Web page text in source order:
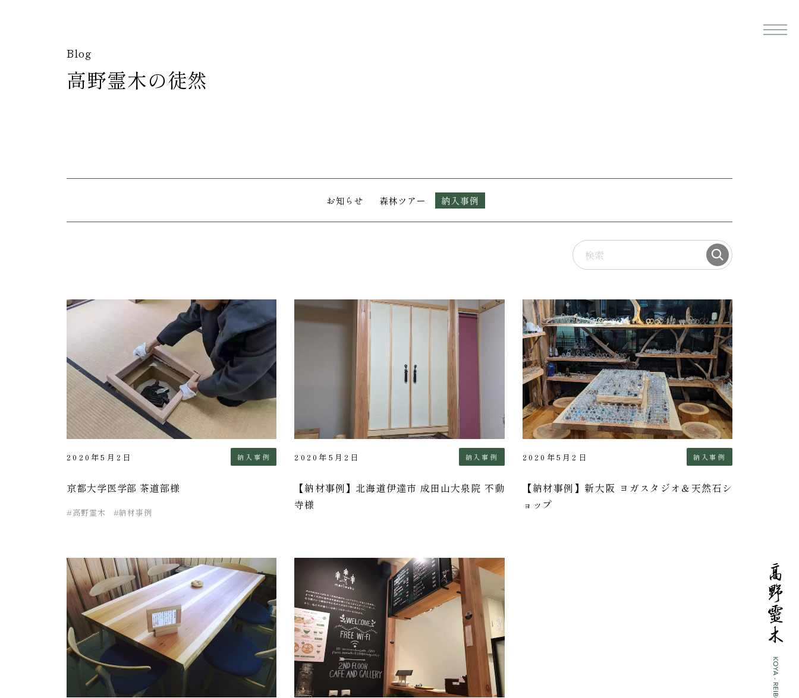
Blog
高野霊木の徒然
お知らせ 森林ツアー 納入事例
2020年5月2日 納入事例
京都大学医学部 茶道部様
高野霊木 納材事例
2020年5月2日 納入事例
【納材事例】北海道伊達市 成田山大泉院 不動
寺様
2020年5月2日 納入事例
【納材事例】新大阪 ヨガスタジオ＆天然石シ
ョップ